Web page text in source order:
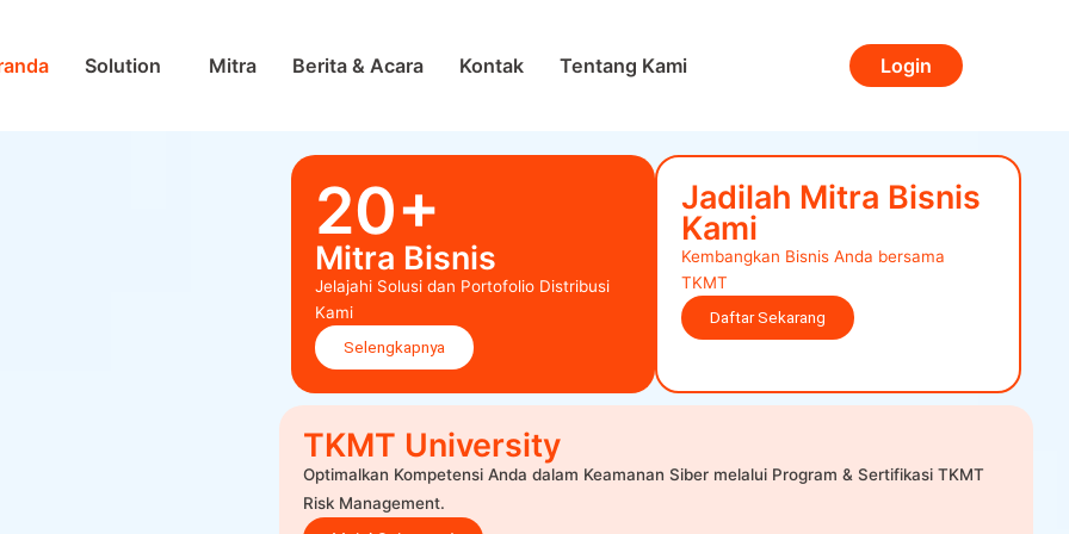
Solution Mitra Berita & Acara Kontak Tentang Kami Login
20+
Mitra Bisnis
Jelajahi Solusi dan Portofolio Distribusi
Kami
Selengkapnya
Jadilah Mitra Bisnis
Kami
Kembangkan Bisnis Anda bersama
TKMT
Daftar Sekarang
TKMT University
Optimalkan Kompetensi Anda dalam Keamanan Siber melalui Program & Sertifikasi TKMT
Risk Management.